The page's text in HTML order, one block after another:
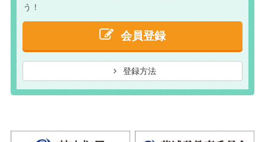
う！
会員登録
登録方法